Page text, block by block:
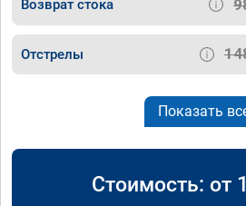
Возврат стока
Отстрелы
Показать
Стоимость: от